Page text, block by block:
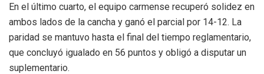
En el último cuarto, el equipo carmense recuperó solidez en
ambos lados de la cancha y ganó el parcial por 14-12. La
paridad se mantuvo hasta el final del tiempo reglamentario,
que concluyó igualado en 56 puntos y obligó a disputar un
suplementario.